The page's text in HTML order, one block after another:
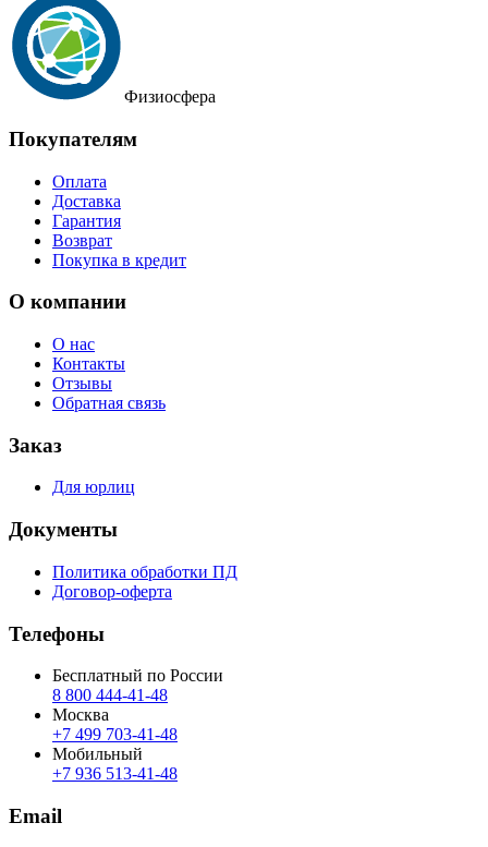
Физиосфера
Покупателям
Оплата
Доставка
Гарантия
Возврат
Покупка в кредит
О компании
О нас
Контакты
Отзывы
Обратная связь
Заказ
Для юрлиц
Документы
Политика обработки ПД
Договор-оферта
Телефоны
Бесплатный по России
8 800 444‑41‑48
Москва
+7 499 703‑41‑48
Мобильный
+7 936 513‑41‑48
Email